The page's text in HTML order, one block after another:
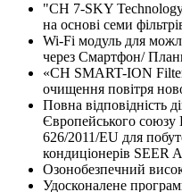
"CH 7-SKY
на основі семи
Wi-Fi модуль для
через Смартфон/
«CH SMART-ION
очищення повітря
Повна відповідність
Європейського
626/2011/EU для
кондиціонерів SEER
Озонобезпечний
Удосконалене